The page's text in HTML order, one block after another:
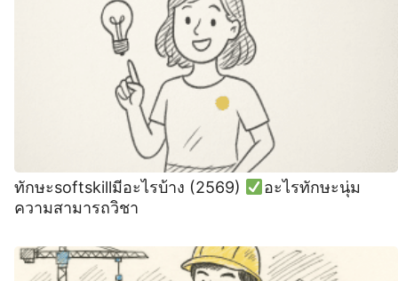
ทักษะsoftskillมีอะไรบ้าง (2569)
อะไรทักษะนุ่ม
ความสามารถวิชา